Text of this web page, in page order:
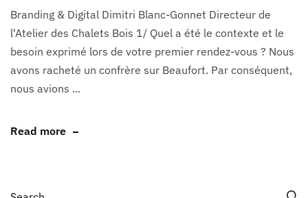
Branding & Digital Dimitri Blanc-Gonnet Directeur de
l'Atelier des Chalets Bois 1/ Quel a été le contexte et le
besoin exprimé lors de votre premier rendez-vous ? Nous
avons racheté un confrère sur Beaufort. Par conséquent,
nous avions ...
Read more